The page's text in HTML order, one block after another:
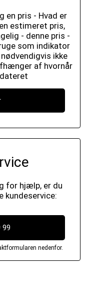
en pris - Hvad er
estimeret pris,
- denne pris -
som indikator
ikke
af hvornår
for hjælp, er du
kundeservice:
99
nedenfor.